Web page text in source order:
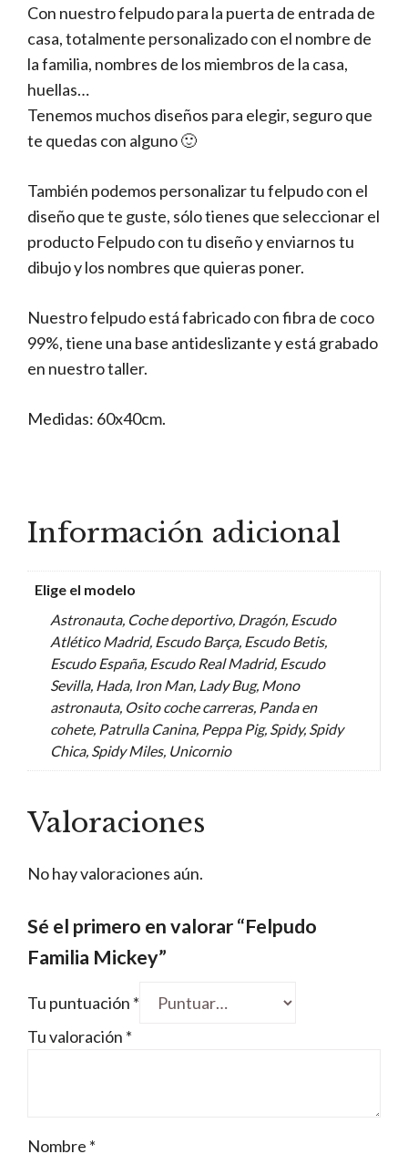
Con nuestro felpudo para la puerta de entrada de
casa, totalmente personalizado con el nombre de
la familia, nombres de los miembros de la casa,
huellas…
Tenemos muchos diseños para elegir, seguro que
te quedas con alguno 🙂
También podemos personalizar tu felpudo con el
diseño que te guste, sólo tienes que seleccionar el
producto Felpudo con tu diseño y enviarnos tu
dibujo y los nombres que quieras poner.
Nuestro felpudo está fabricado con fibra de coco
99%, tiene una base antideslizante y está grabado
en nuestro taller.
Medidas: 60x40cm.
Información adicional
Elige el modelo
Astronauta, Coche deportivo, Dragón, Escudo
Atlético Madrid, Escudo Barça, Escudo Betis,
Escudo España, Escudo Real Madrid, Escudo
Sevilla, Hada, Iron Man, Lady Bug, Mono
astronauta, Osito coche carreras, Panda en
cohete, Patrulla Canina, Peppa Pig, Spidy, Spidy
Chica, Spidy Miles, Unicornio
Valoraciones
No hay valoraciones aún.
Sé el primero en valorar “Felpudo
Familia Mickey”
Tu puntuación *
Tu valoración *
Nombre *